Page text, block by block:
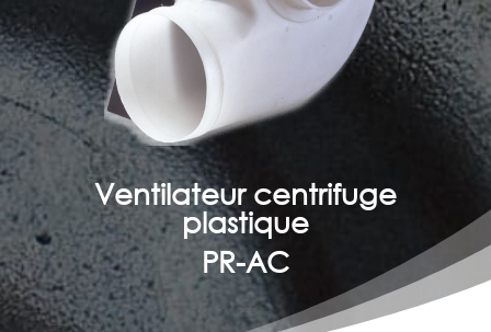
Ventilateur centrifuge
plastique
PR-AC